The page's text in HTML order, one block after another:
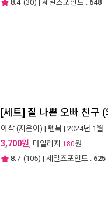
8.4 (30) | 세일즈포인트 : 648
[세트] 질 나쁜 오빠 친구
아삭 (지은이) | 텐북 | 2024년 1월
3,700원, 마일리지 180원
8.7 (105) | 세일즈포인트 : 625